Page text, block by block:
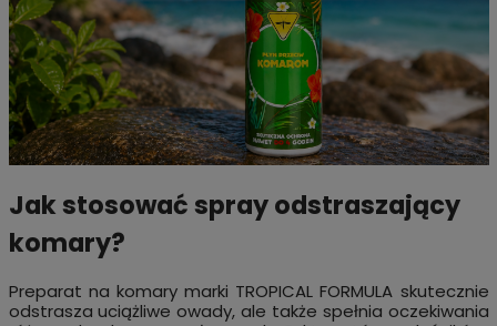
Jak stosować spray odstraszający
komary?
Preparat na komary marki TROPICAL FORMULA skutecznie
odstrasza uciążliwe owady, ale także spełnia oczekiwania